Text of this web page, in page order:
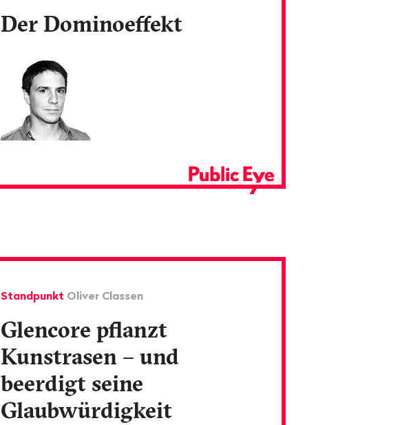
Der Dominoeffekt
Standpunkt Oliver Classen
Glencore pflanzt
Kunstrasen – und
beerdigt seine
Glaubwürdigkeit